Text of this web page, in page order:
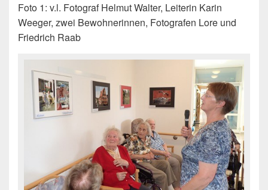
Foto 1: v.l. Fotograf Helmut Walter, Leiterin Karin
Weeger, zwei Bewohnerinnen, Fotografen Lore und
Friedrich Raab